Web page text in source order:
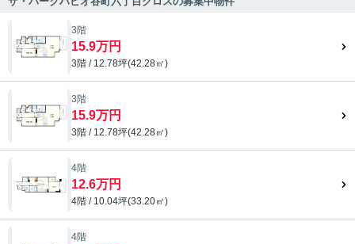
3階
15.9万円
3階 / 12.78坪(42.28㎡)
3階
15.9万円
3階 / 12.78坪(42.28㎡)
4階
12.6万円
4階 / 10.04坪(33.20㎡)
4階